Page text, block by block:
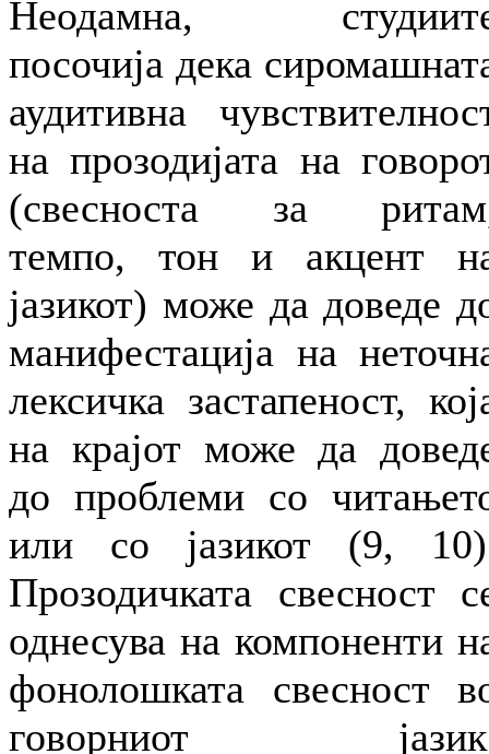
Неодамна,
посочија дека
аудитивна
на прозодијата на
(свесноста за
темпо, тон и акцент
јазикот) може да доведе
манифестација на
лексичка застапеност,
на крајот може да
до проблеми со
или со јазикот (9,
Прозодичката свесност
однесува на компоненти
фонолошката свесност
говорниот